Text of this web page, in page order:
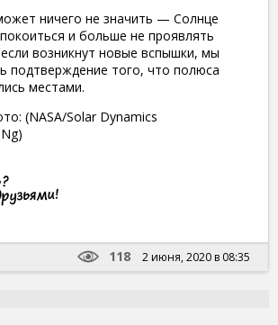
ничего не значить — Солнце
и больше не проявлять
возникнут новые вспышки, мы
подтверждение того, что полюса
местами.
(NASA/Solar Dynamics
118 2 июня, 2020 в 08:35